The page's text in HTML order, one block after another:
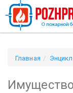
Главная